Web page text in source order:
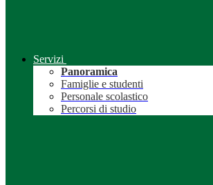
Servizi
Panoramica
Famiglie e studenti
Personale scolastico
Percorsi di studio